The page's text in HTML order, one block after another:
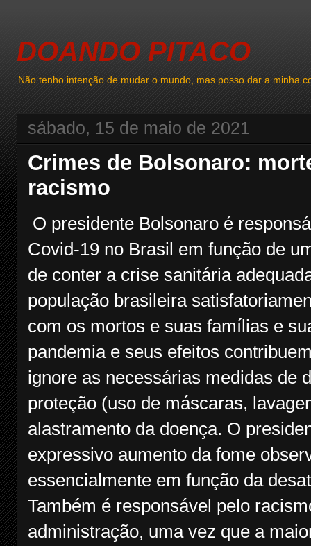
DOANDO PITACO
Não tenho intenção de mudar o mundo, mas posso dar a minha
sábado, 15 de maio de 2021
Crimes de Bolsonaro:
racismo
O presidente Bolsonaro é
Covid-19 no Brasil em função de
de conter a crise sanitária
população brasileira
com os mortos e suas famílias e
pandemia e seus efeitos
ignore as necessárias medidas de
proteção (uso de máscaras,
alastramento da doença. O
expressivo aumento da fome
essencialmente em função da
Também é responsável pelo
administração, uma vez que a